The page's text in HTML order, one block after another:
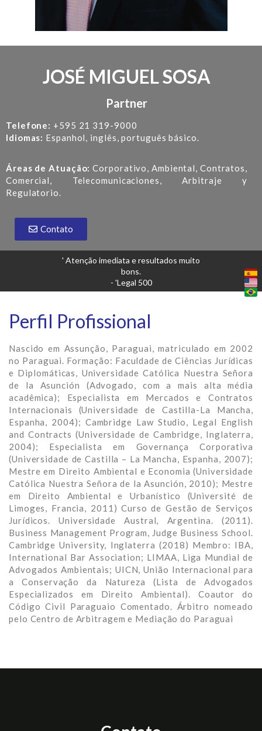
JOSÉ MIGUEL SOSA
Partner
Telefone: +595 21 319-9000
Idiomas: Espanhol, inglês, português básico.
Áreas de Atuação: Corporativo, Ambiental, Contratos,
Comercial, Telecomunicaciones, Arbitraje y
Regulatorio.
Contato
' Atenção imediata e resultados muito
bons.
- 'Legal 500
Perfil Profissional
Nascido em Assunção, Paraguai, matriculado em 2002
no Paraguai. Formação: Faculdade de Ciências Jurídicas
e Diplomáticas, Universidade Católica Nuestra Señora
de la Asunción (Advogado, com a mais alta média
acadêmica); Especialista em Mercados e Contratos
Internacionais (Universidade de Castilla-La Mancha,
Espanha, 2004); Cambridge Law Studio, Legal English
and Contracts (Universidade de Cambridge, Inglaterra,
2004); Especialista em Governança Corporativa
(Universidade de Castilla – La Mancha, Espanha, 2007);
Mestre em Direito Ambiental e Economia (Universidade
Católica Nuestra Señora de la Asunción, 2010); Mestre
em Direito Ambiental e Urbanístico (Université de
Limoges, Francia, 2011) Curso de Gestão de Serviços
Jurídicos. Universidade Austral, Argentina. (2011).
Business Management Program, Judge Business School.
Cambridge University, Inglaterra (2018) Membro: IBA,
International Bar Association; LIMAA, Liga Mundial de
Advogados Ambientais; UICN, União Internacional para
a Conservação da Natureza (Lista de Advogados
Especializados em Direito Ambiental). Coautor do
Código Civil Paraguaio Comentado. Árbitro nomeado
pelo Centro de Arbitragem e Mediação do Paraguai